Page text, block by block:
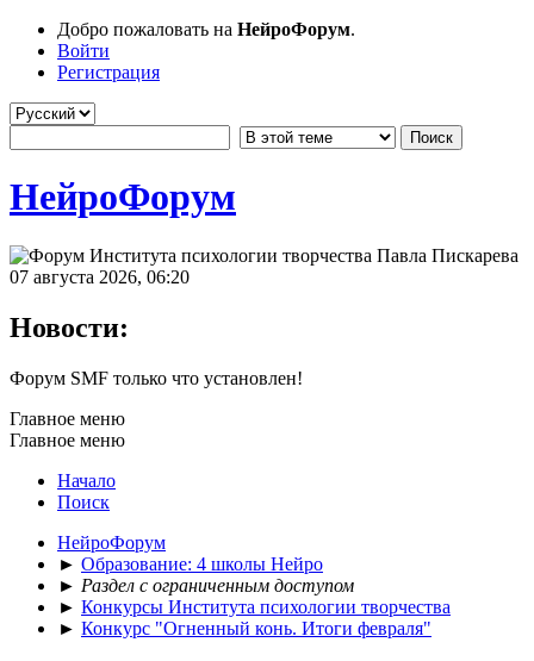
Добро пожаловать на НейроФорум.
Войти
Регистрация
НейроФорум
07 августа 2026, 06:20
Новости:
Форум SMF только что установлен!
Главное меню
Главное меню
Начало
Поиск
НейроФорум
► Образование: 4 школы Нейро
► Раздел с ограниченным доступом
► Конкурсы Института психологии творчества
► Конкурс "Огненный конь. Итоги февраля"